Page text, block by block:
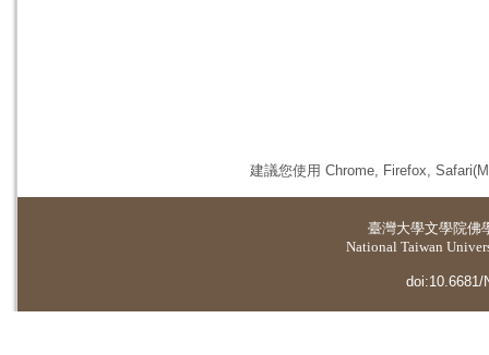
建議您使用 Chrome, Firefox,
臺灣大學文學院佛
National Taiwan
doi:10.6681/